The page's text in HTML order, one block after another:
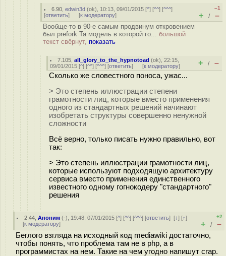
6.90 ,edwin3d (ok), 10:13, 09/01/2015 [^] [^^] [^^^]
[ответить] [к модератору]
–1
+ / –
Вообще-то в 90-е самым продвинум откровением
был prefork Та модель в которой го... большой
текст свёрнут, показать
7.105 ,all_glory_to_the_hypnotoad (ok), 22:15,
09/01/2015 [^] [^^] [^^^] [ответить] [к модератору] + / –
Сколько же словестного поноса, ужас...
> Это степень иллюстрации степени
грамотности лиц, которые вместо применения
одного из стандартных решений начинают
изобретать структуры совершенно ненужной
сложности
Всё верно, только писать нужно правильно, вот
так:
> Это степень иллюстрации грамотности лиц,
которые используют подходящую архитектуру
сервиса вместо применения единственного
известного одному гогнокодеру "стандартного"
решения
2.44 ,Аноним (-), 19:48, 07/01/2015 [^] [^^] [^^^] [ответить][↓] [↑]
[к модератору]
+2
+ / –
Беглого взгляда на исходный код mediawiki достаточно,
чтобы понять, что проблема там не в php, а в
программистах на нем. Такие на чем угодно напишут crap.